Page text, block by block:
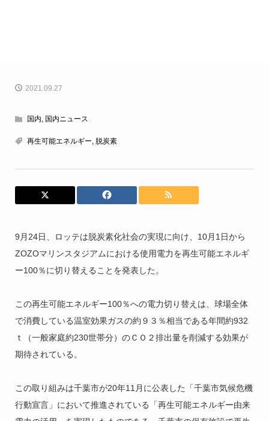
2021.09.27
国内, 国内ニュース
再生可能エネルギー, 脱炭素
9月24日、ロッテは脱炭素化社会の実現に向け、10月1日から
ZOZOマリンスタジアムにおける使用電力を再生可能エネルギ
ー100％に切り替えることを発表した。
この再生可能エネルギー100％への電力切り替えは、球場全体
で消費している温室効果ガスの約９３％相当である年間約932
ｔ（一般家庭約230世帯分）のＣＯ２排出量を削減する効果が
期待されている。
この取り組みは千葉市が20年11月に公表した「千葉市気候危機
行動宣言」において推進されている「再生可能エネルギー由来